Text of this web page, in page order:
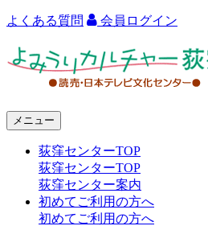
よくある質問 会員ログイン
メニュー
荻窪センターTOP
荻窪センターTOP
荻窪センター案内
初めてご利用の方へ
初めてご利用の方へ